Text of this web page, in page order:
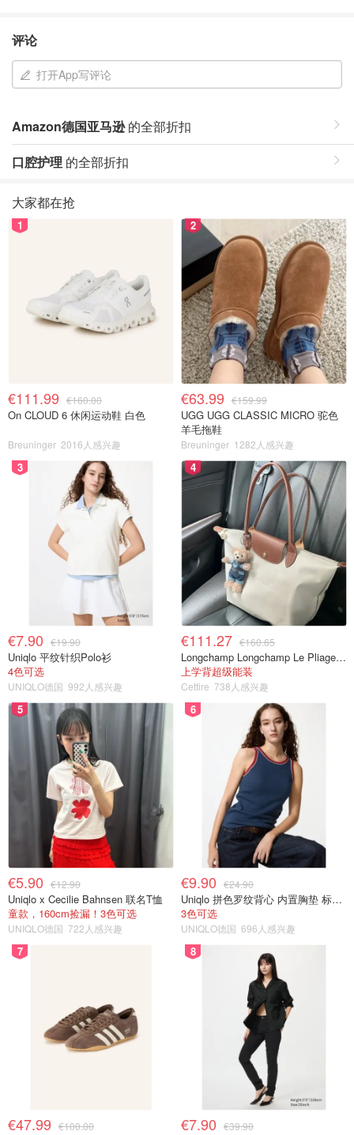
评论
打开App写评论
Amazon德国亚马逊的全部折扣
口腔护理 的全部折扣
大家都在抢
1
€111.99 €160.00
On CLOUD 6 休闲运动鞋 白色
Breuninger 2016人感兴趣
2
€63.99 €159.99
UGG UGG CLASSIC MICRO 驼色
羊毛拖鞋
Breuninger 1282人感兴趣
3
€7.90 €19.90
Uniqlo 平纹针织Polo衫
4色可选
UNIQLO德国 992人感兴趣
4
€111.27 €160.65
Longchamp Longchamp Le Pliage 大号手提包
上学背超级能装
Cettire 738人感兴趣
5
€5.90 €12.90
Uniqlo x Cecilie Bahnsen 联名T恤
童款，160cm捡漏！3色可选
UNIQLO德国 722人感兴趣
6
€9.90 €24.90
Uniqlo 拼色罗纹背心 内置胸垫 标准款
3色可选
UNIQLO德国 696人感兴趣
7
€47.99 €100.00
8
€7.90 €39.90